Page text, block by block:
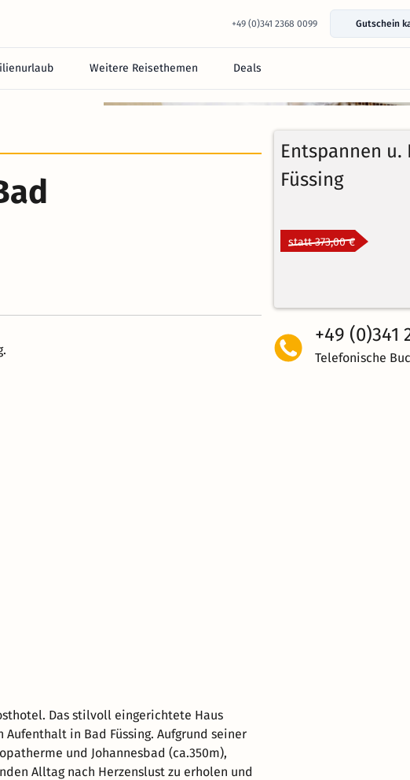
+49 (0)341 2368 0099 Gutschein
Weitere Reisethemen Deals
Haus
Bad Füssing. Aufgrund seiner
und Johannesbad (ca.350m),
Alltag nach Herzenslust zu erholen und
Entspannen u.
Füssing
statt 373,00 €
+49 (0)341
Telefonische